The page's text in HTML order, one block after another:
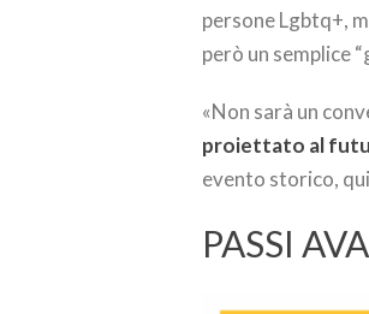
persone Lgbtq+,
però un semplice
«Non sarà un
proiettato al
evento storico,
PASSI